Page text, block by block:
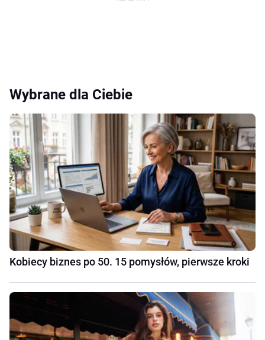
Wybrane dla Ciebie
Kobiecy biznes po 50. 15 pomysłów, pierwsze kroki